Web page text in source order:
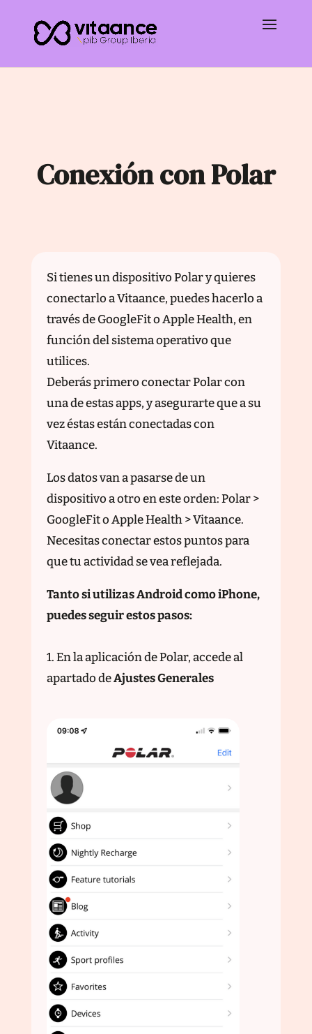
Conexión con Polar
Si tienes un dispositivo Polar y quieres
conectarlo a Vitaance, puedes hacerlo a
través de GoogleFit o Apple Health, en
función del sistema operativo que
utilices.
Deberás primero conectar Polar con
una de estas apps, y asegurarte que a su
vez éstas están conectadas con
Vitaance.
Los datos van a pasarse de un
dispositivo a otro en este orden: Polar >
GoogleFit o Apple Health > Vitaance.
Necesitas conectar estos puntos para
que tu actividad se vea reflejada.
Tanto si utilizas Android como iPhone,
puedes seguir estos pasos:
1. En la aplicación de Polar, accede al
apartado deAjustes Generales